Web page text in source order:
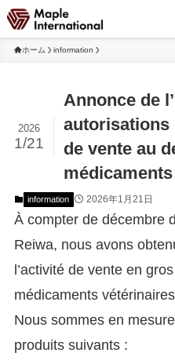
ホーム information
Annonce de
autorisations
de vente au
2026
1/21
information 2026年1月21日
À compter de décembre
Reiwa, nous avons
l’activité de vente en
médicaments
Nous sommes en
produits suivants :